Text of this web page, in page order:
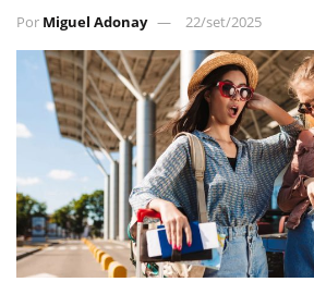
Por Miguel Adonay 22/set/2025